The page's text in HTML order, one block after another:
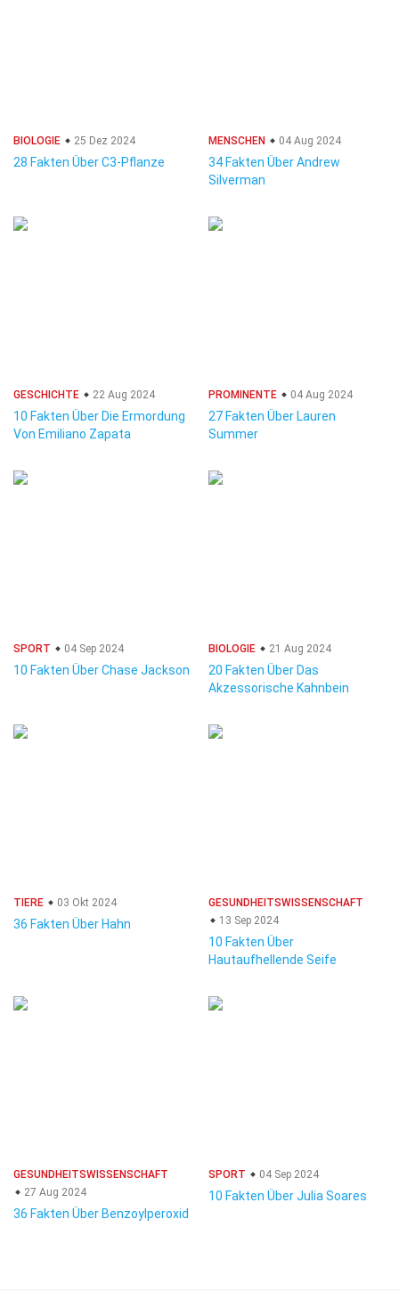
BIOLOGIE 25 Dez 2024
28 Fakten Über C3-Pflanze
MENSCHEN 04 Aug 2024
34 Fakten Über Andrew
Silverman
GESCHICHTE 22 Aug 2024
10 Fakten Über Die Ermordung
Von Emiliano Zapata
PROMINENTE 04 Aug 2024
27 Fakten Über Lauren
Summer
SPORT 04 Sep 2024
10 Fakten Über Chase Jackson
BIOLOGIE 21 Aug 2024
20 Fakten Über Das
Akzessorische Kahnbein
TIERE 03 Okt 2024
36 Fakten Über Hahn
GESUNDHEITSWISSENSCHAFT
13 Sep 2024
10 Fakten Über
Hautaufhellende Seife
GESUNDHEITSWISSENSCHAFT
27 Aug 2024
36 Fakten Über Benzoylperoxid
SPORT 04 Sep 2024
10 Fakten Über Julia Soares